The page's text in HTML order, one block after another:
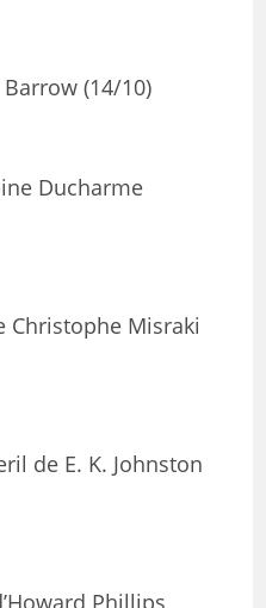
(14/10)
Ducharme
Christophe Misraki
de E. K. Johnston
Phillips